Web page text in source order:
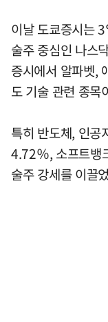
이날 도쿄증시는
술주 중심인 나스
증시에서 알파벳,
도 기술 관련 종목
특히 반도체, 인공
4.72％, 소프트뱅
술주 강세를 이끌